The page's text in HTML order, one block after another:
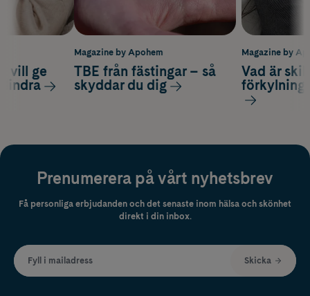
Magazine by
Vad är
förkylning
vill ge
lindra
Magazine by Apohem
TBE från fästingar – så
skyddar du dig
Prenumerera på vårt nyhetsbrev
Få personliga erbjudanden och det senaste inom hälsa och skönhet
direkt i din inbox.
Fyll i mailadress Skicka